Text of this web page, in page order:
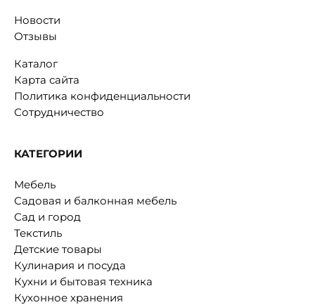
Новости
Отзывы
Каталог
Карта сайта
Политика конфиденциальности
Сотрудничество
КАТЕГОРИИ
Мебель
Садовая и балконная мебель
Сад и город
Текстиль
Детские товары
Кулинария и посуда
Кухни и бытовая техника
Кухонное хранения